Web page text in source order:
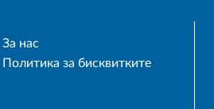
За нас
Политика за бисквитките